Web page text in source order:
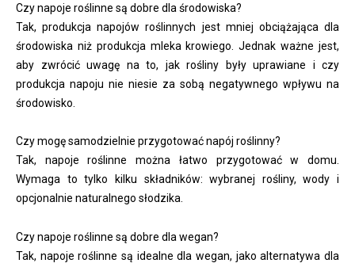
Czy napoje roślinne są dobre dla środowiska?
Tak, produkcja napojów roślinnych jest mniej obciążająca dla
środowiska niż produkcja mleka krowiego. Jednak ważne jest,
aby zwrócić uwagę na to, jak rośliny były uprawiane i czy
produkcja napoju nie niesie za sobą negatywnego wpływu na
środowisko.
Czy mogę samodzielnie przygotować napój roślinny?
Tak, napoje roślinne można łatwo przygotować w domu.
Wymaga to tylko kilku składników: wybranej rośliny, wody i
opcjonalnie naturalnego słodzika.
Czy napoje roślinne są dobre dla wegan?
Tak, napoje roślinne są idealne dla wegan, jako alternatywa dla